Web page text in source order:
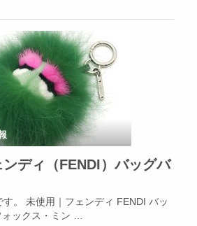
ンディ（FENDI）バッグバ
。 未使用｜フェンディ FENDI バッ
ックス・ミン …